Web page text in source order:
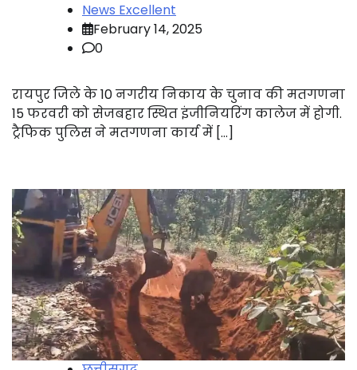
News Excellent
February 14, 2025
0
रायपुर जिले के 10 नगरीय निकाय के चुनाव की मतगणना
15 फरवरी को सेजबहार स्थित इंजीनियरिंग कालेज में होगी.
ट्रैफिक पुलिस ने मतगणना कार्य में […]